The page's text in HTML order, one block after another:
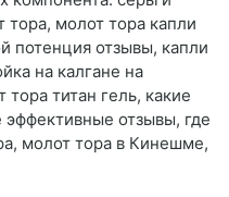
тора, молот тора капли
потенция отзывы, капли
на калгане на
титан гель, какие
отзывы, где
молот тора в Кинешме,